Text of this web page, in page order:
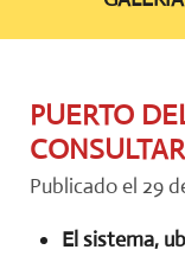
PUERTO
Publicado el 29
El sistema,